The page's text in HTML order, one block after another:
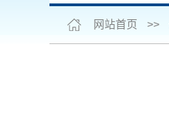
网站首页 >>